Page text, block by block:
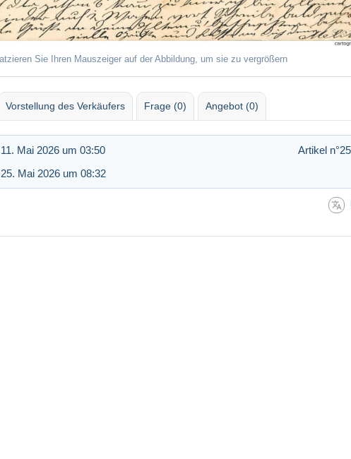
Sie Ihren Mauszeiger auf der Abbildung, um sie zu vergrößern
Vorstellung des Verkäufers Frage (0) Angebot (0)
Mai 2026 um 03:50
Artikel
Mai 2026 um 08:32